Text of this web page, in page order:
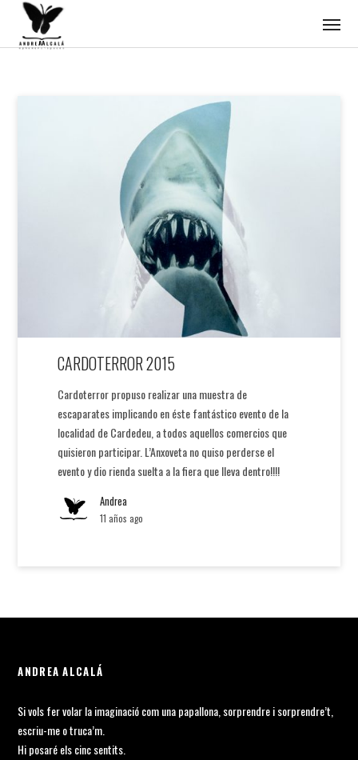
CARDOTERROR 2015
Cardoterror propuso realizar una muestra de
escaparates implicando en éste fantástico evento de la
localidad de Cardedeu, a todos aquellos comercios que
quisieron participar. L’Anxoveta no quiso perderse el
evento y dio rienda suelta a la fiera que lleva dentro!!!!
Andrea
11 años ago
ANDREA ALCALÁ
Si vols fer volar la imaginació com una papallona, sorprendre i sorprendre’t,
escriu-me o truca’m.
Hi posaré els cinc sentits.